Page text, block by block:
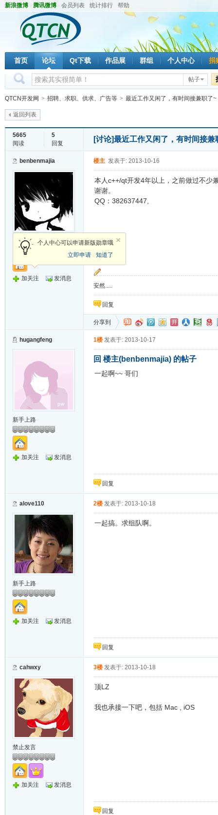
新浪微博 腾讯微博 会员列表 统计排行 帮助
首页 论坛 Qt下载 作品展 群组 个人中心 捐
帖子
QTCN开发网 > 招聘、求职、供求、广告等 > 最近工作又闲了，有时间接兼职了~
返回列表
5665
阅读
5
回复
[讨论]最近工作又闲了，有时间接
benbenmajia
精灵王
个人中心可以申请新版勋章哦
立即申请
知道了
加关注 发消息
楼主 发表于: 2013-10-16
本人c++/qt开发4年以上，之前做过不少
谢谢。
QQ：382637447,
安然.....
回复
分享到
hugangfeng
新手上路
加关注 发消息
1楼 发表于: 2013-10-17
回 楼主(benbenmajia) 的帖子
一起啊~~ 哥们
回复
alove110
新手上路
加关注 发消息
2楼 发表于: 2013-10-18
一起搞。求组队啊。
回复
cahwxy
禁止发言
加关注 发消息
3楼 发表于: 2013-10-18
顶LZ
我也承接一下吧，包括 Mac , iOS
回复